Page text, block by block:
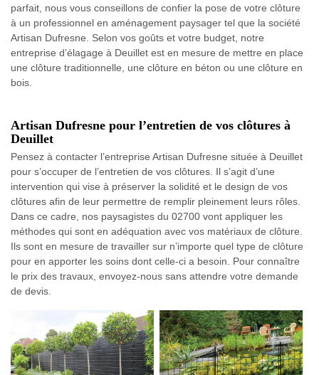
parfait, nous vous conseillons de confier la pose de votre clôture
à un professionnel en aménagement paysager tel que la société
Artisan Dufresne. Selon vos goûts et votre budget, notre
entreprise d’élagage à Deuillet est en mesure de mettre en place
une clôture traditionnelle, une clôture en béton ou une clôture en
bois.
Artisan Dufresne pour l’entretien de vos clôtures à
Deuillet
Pensez à contacter l’entreprise Artisan Dufresne située à Deuillet
pour s’occuper de l’entretien de vos clôtures. Il s’agit d’une
intervention qui vise à préserver la solidité et le design de vos
clôtures afin de leur permettre de remplir pleinement leurs rôles.
Dans ce cadre, nos paysagistes du 02700 vont appliquer les
méthodes qui sont en adéquation avec vos matériaux de clôture.
Ils sont en mesure de travailler sur n’importe quel type de clôture
pour en apporter les soins dont celle-ci a besoin. Pour connaître
le prix des travaux, envoyez-nous sans attendre votre demande
de devis.